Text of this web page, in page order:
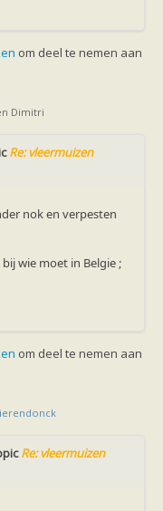
om deel te nemen aan
Dimitri
Re: vleermuizen
nok en verpesten
wie moet in Belgie ;
om deel te nemen aan
Re: vleermuizen